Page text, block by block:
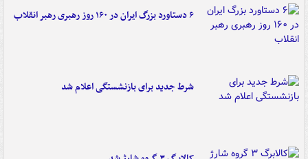
۶ دستاورد بزرگ ایران در ۱۶۰ روز رهبری رهبر انقلاب
شرط جدید برای بازنشستگی اعلام شد